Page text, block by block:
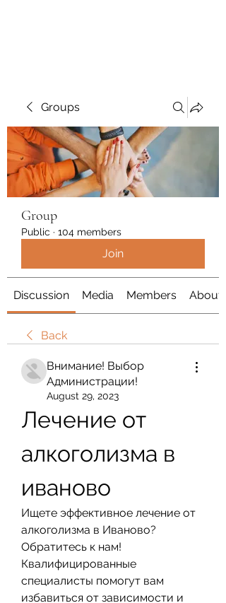
Groups
Group
Public · 104 members
Join
Discussion Media Members About
Back
Внимание! Выбор
Администрации!
August 29, 2023
Лечение от
алкоголизма в
иваново
Ищете эффективное лечение от
алкоголизма в Иваново?
Обратитесь к нам!
Квалифицированные
специалисты помогут вам
избавиться от зависимости и